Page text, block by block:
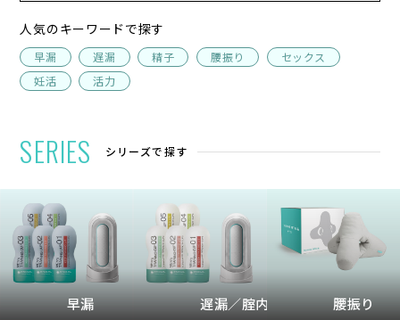
人気のキーワードで探す
早漏 遅漏 精子 腰振り
セックス
妊活
活力
SERIES シリーズで探す
早漏 遅漏／腟内射精 腰振り